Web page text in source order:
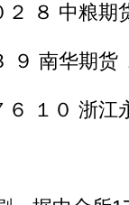
８ 中粮期
南华期货
１０ 浙江